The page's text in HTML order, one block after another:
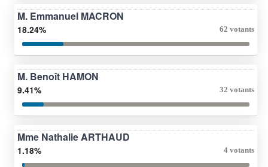
M. Emmanuel MACRON
18.24% 62 votants
M. Benoît HAMON
9.41% 32 votants
Mme Nathalie ARTHAUD
1.18% 4 votants